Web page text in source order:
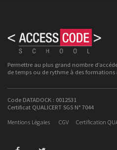
Permettre au plus grand nombre
de temps ou de rythme à des
Code DATADOCK : 0012531
Certificat QUALICERT SGS N° 7044
Mentions Légales
CGV Certification